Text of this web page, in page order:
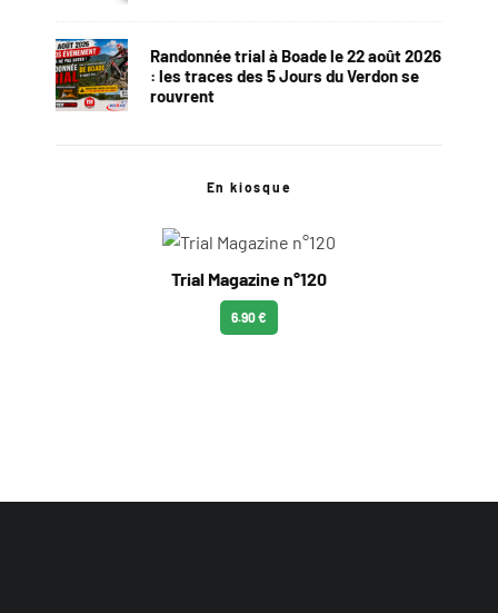
Randonnée trial à Boade le 22 août 2026
: les traces des 5 Jours du Verdon se
rouvrent
En kiosque
Trial Magazine n°120
6.90 €